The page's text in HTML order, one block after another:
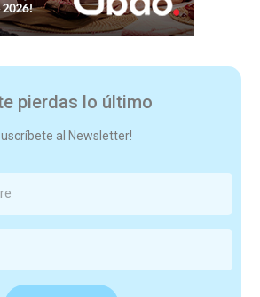
pierdas lo último
al Newsletter!